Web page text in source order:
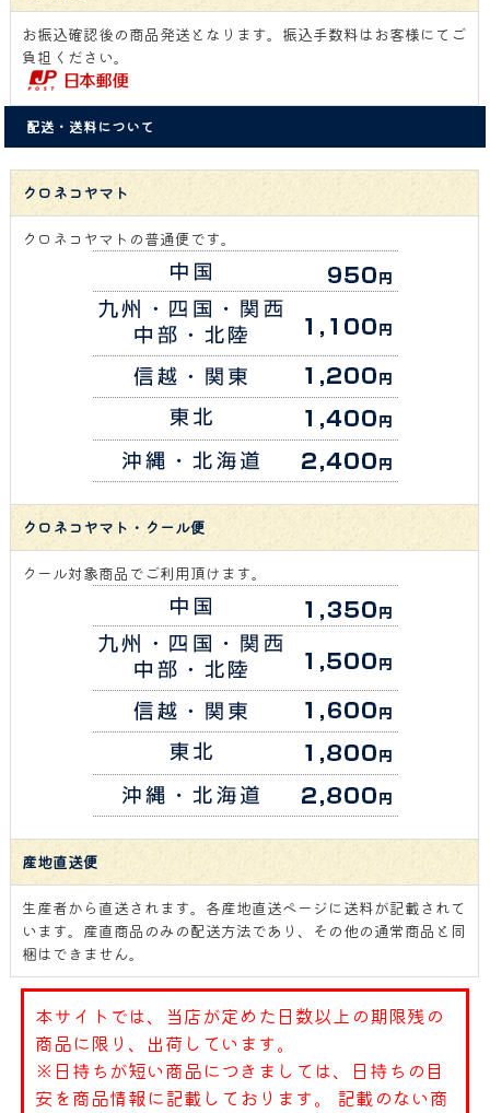
お振込確認後の商品発送となります。振込手数料はお客様にてご
負担ください。
配送・送料について
クロネコヤマト
クロネコヤマトの普通便です。
クロネコヤマト・クール便
クール対象商品でご利用頂けます。
産地直送便
生産者から直送されます。各産地直送ページに送料が記載されて
います。産直商品のみの配送方法であり、その他の通常商品と同
梱はできません。
本サイトでは、当店が定めた日数以上の期限残の
商品に限り、出荷しています。
※日持ちが短い商品につきましては、日持ちの目
安を商品情報に記載しております。 記載のない商